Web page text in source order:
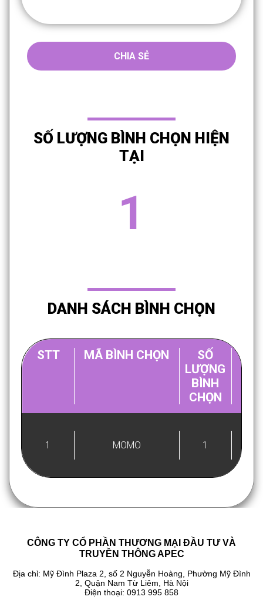
CHIA SẺ
SỐ LƯỢNG BÌNH CHỌN HIỆN
TẠI
1
DANH SÁCH BÌNH CHỌN
STT MÃ BÌNH CHỌN
SỐ
LƯỢNG
BÌNH
CHỌN
1 MOMO 1
CÔNG TY CỔ PHẦN THƯƠNG MẠI ĐẦU TƯ VÀ
TRUYỀN THÔNG APEC
Địa chỉ: Mỹ Đình Plaza 2, số 2 Nguyễn Hoàng, Phường Mỹ Đình
2, Quận Nam Từ Liêm, Hà Nội
Điện thoại: 0913 995 858